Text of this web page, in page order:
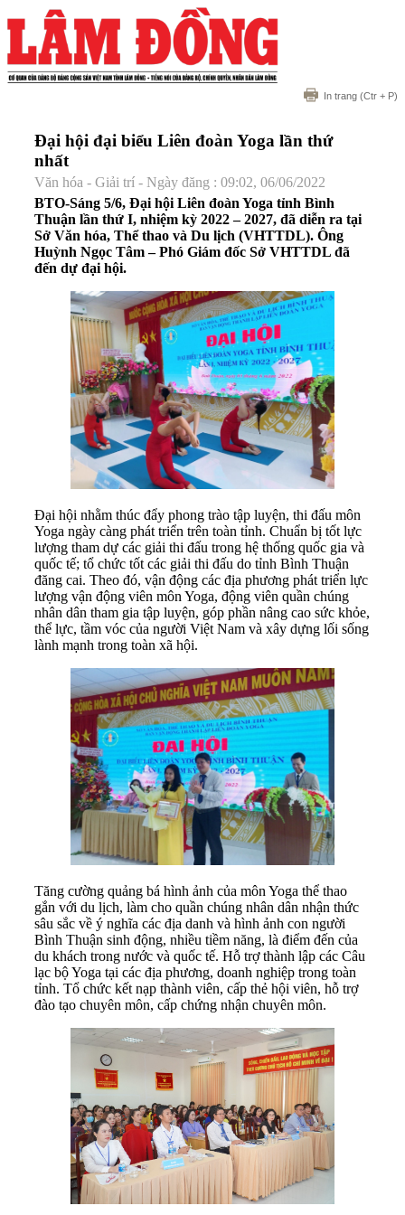
In trang (Ctr + P)
Đại hội đại biểu Liên đoàn Yoga lần thứ
nhất
Văn hóa - Giải trí - Ngày đăng : 09:02, 06/06/2022
BTO-Sáng 5/6, Đại hội Liên đoàn Yoga tỉnh Bình
Thuận lần thứ I, nhiệm kỳ 2022 – 2027, đã diễn ra tại
Sở Văn hóa, Thể thao và Du lịch (VHTTDL). Ông
Huỳnh Ngọc Tâm – Phó Giám đốc Sở VHTTDL đã
đến dự đại hội.
Đại hội nhằm thúc đẩy phong trào tập luyện, thi đấu môn
Yoga ngày càng phát triển trên toàn tỉnh. Chuẩn bị tốt lực
lượng tham dự các giải thi đấu trong hệ thống quốc gia và
quốc tế; tổ chức tốt các giải thi đấu do tỉnh Bình Thuận
đăng cai. Theo đó, vận động các địa phương phát triển lực
lượng vận động viên môn Yoga, động viên quần chúng
nhân dân tham gia tập luyện, góp phần nâng cao sức khỏe,
thể lực, tầm vóc của người Việt Nam và xây dựng lối sống
lành mạnh trong toàn xã hội.
Tăng cường quảng bá hình ảnh của môn Yoga thể thao
gắn với du lịch, làm cho quần chúng nhân dân nhận thức
sâu sắc về ý nghĩa các địa danh và hình ảnh con người
Bình Thuận sinh động, nhiều tiềm năng, là điểm đến của
du khách trong nước và quốc tế. Hỗ trợ thành lập các Câu
lạc bộ Yoga tại các địa phương, doanh nghiệp trong toàn
tỉnh. Tổ chức kết nạp thành viên, cấp thẻ hội viên, hỗ trợ
đào tạo chuyên môn, cấp chứng nhận chuyên môn.